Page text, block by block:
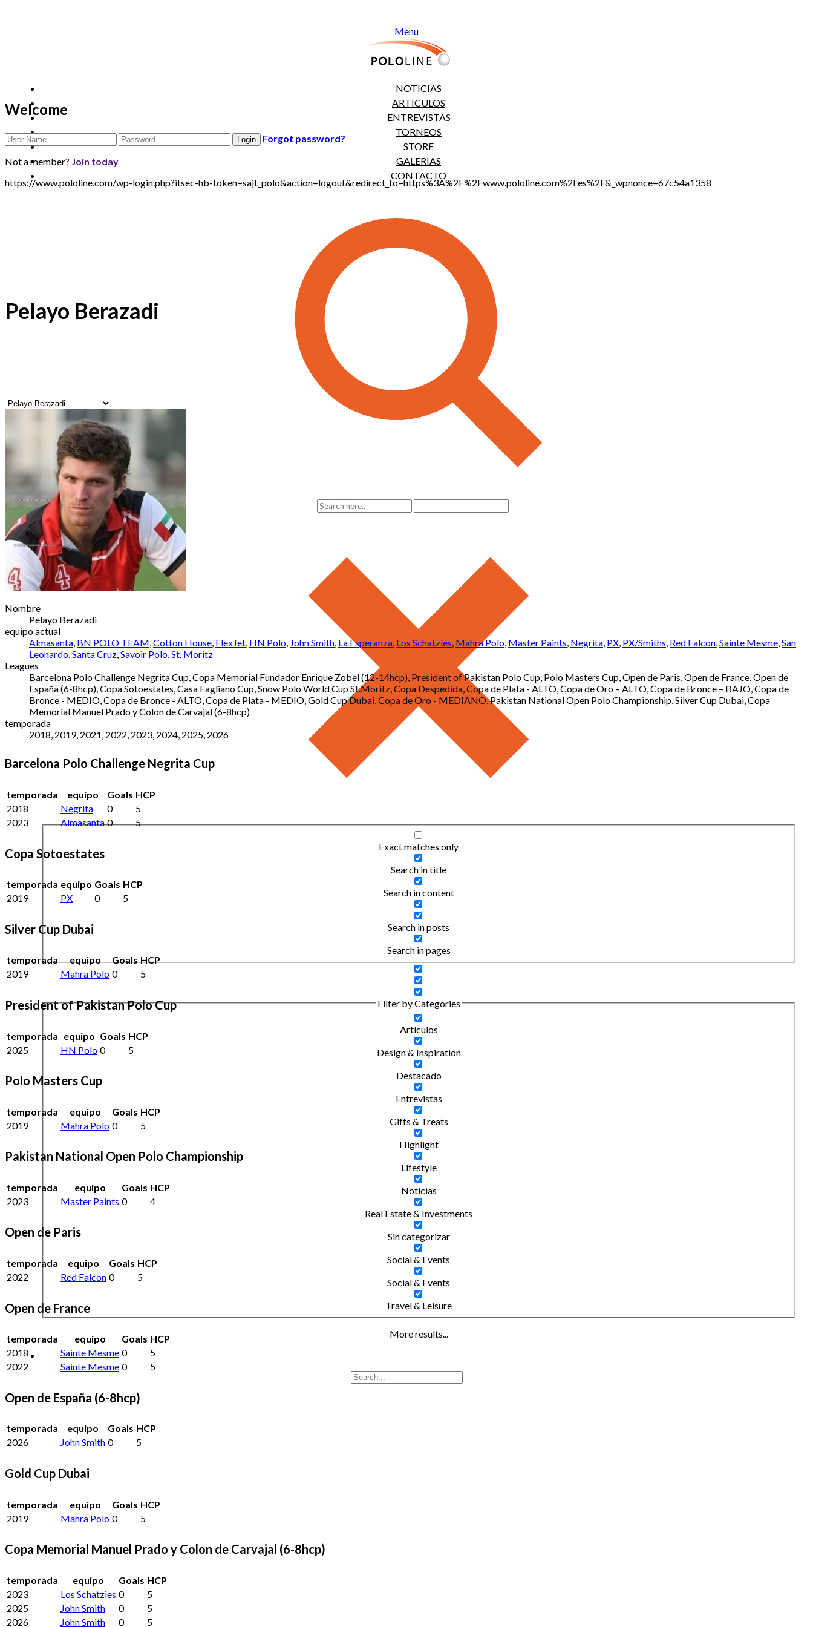
Menu
NOTICIAS
ARTICULOS
ENTREVISTAS
TORNEOS
STORE
GALERIAS
CONTACTO
Exact matches only
Search in title
Search in content
Search in posts
Search in pages
Filter by Categories
Artículos
Design & Inspiration
Destacado
Entrevistas
Gifts & Treats
Highlight
Lifestyle
Noticias
Real Estate & Investments
Sin categorizar
Social & Events
Social & Events
Travel & Leisure
More results...
Welcome
Forgot password?
Not a member? Join today
https://www.pololine.com/wp-login.php?itsec-hb-token=sajt_polo&action=logout&redirect_to=https%3A%2F%2Fwww.pololine.com%2Fes%2F&_wpnonce=67c54a1358
Pelayo Berazadi
Nombre
Pelayo Berazadi
equipo actual
Almasanta BN POLO TEAM Cotton House FlexJet HN Polo John Smith La Esperanza Los Schatzies Mahra Polo Master Paints Negrita PX PX/Smiths Red Falcon Sainte Mesme San
Leonardo Santa Cruz Savoir Polo St. Moritz
Leagues
Barcelona Polo Challenge Negrita Cup, Copa Memorial Fundador Enrique Zobel (12-14hcp), President of Pakistan Polo Cup, Polo Masters Cup, Open de Paris, Open de France, Open de
España (6-8hcp), Copa Sotoestates, Casa Fagliano Cup, Snow Polo World Cup St.Moritz, Copa Despedida, Copa de Plata - ALTO, Copa de Oro – ALTO, Copa de Bronce – BAJO, Copa de
Bronce - MEDIO, Copa de Bronce - ALTO, Copa de Plata - MEDIO, Gold Cup Dubai, Copa de Oro - MEDIANO, Pakistan National Open Polo Championship, Silver Cup Dubai, Copa
Memorial Manuel Prado y Colon de Carvajal (6-8hcp)
temporada
2018, 2019, 2021, 2022, 2023, 2024, 2025, 2026
Barcelona Polo Challenge Negrita Cup
temporada equipo Goals HCP
2018
Negrita 0
5
2023
Almasanta 0 5
Copa Sotoestates
temporada equipo Goals HCP
2019
PX 0 5
Silver Cup Dubai
temporada equipo Goals HCP
2019
Mahra Polo 0 5
President of Pakistan Polo Cup
temporada equipo Goals HCP
2025
HN Polo 0 5
Polo Masters Cup
temporada equipo Goals HCP
2019
Mahra Polo 0 5
Pakistan National Open Polo Championship
temporada equipo Goals HCP
2023
Master Paints 0 4
Open de Paris
temporada equipo Goals HCP
2022
Red Falcon 0 5
Open de France
temporada equipo Goals HCP
2018
Sainte Mesme 0
5
2022
Sainte Mesme 0 5
Open de España (6-8hcp)
temporada equipo Goals HCP
2026
John Smith 0 5
Gold Cup Dubai
temporada equipo Goals HCP
2019
Mahra Polo 0 5
Copa Memorial Manuel Prado y Colon de Carvajal (6-8hcp)
temporada equipo Goals HCP
2023
Los Schatzies 0
5
2025
John Smith 0
5
2026
John Smith 0 5